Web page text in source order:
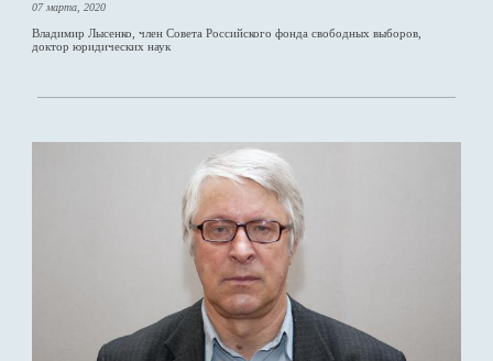
07 марта, 2020
Владимир Лысенко, член Совета Российского фонда свободных выборов,
доктор юридических наук